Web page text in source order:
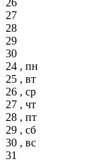
27
28
29
30
24 , пн
25 , вт
26 , ср
27 , чт
28 , пт
29 , сб
30 , вс
31